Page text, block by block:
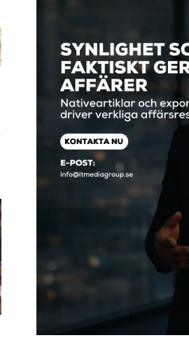
Utbildningssystemet är byggt för